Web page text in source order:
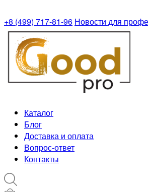
+8 (499) 717-81-96 Новости для
Каталог
Блог
Доставка и оплата
Вопрос-ответ
Контакты